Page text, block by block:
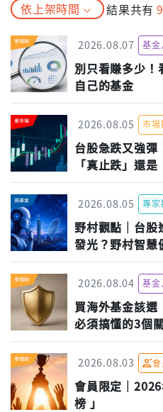
依上架時間 結果共有
2026.08.07 基金
別只看賺多少！
自己的基金
2026.08.05 市場
台股急跌又強彈
「真止跌」還是
2026.08.05 專家
野村觀點｜台股
發光？野村智慧
2026.08.04 基金
買海外基金該選
必須搞懂的3個
2026.08.03 會
會員限定｜
榜 」